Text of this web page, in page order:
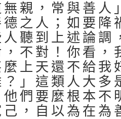
親，常與善人
之人；如要降
聽到上述論調
不對！你看，
上天還不給我
」這類人大多
他們要麼根本
，自以為在為